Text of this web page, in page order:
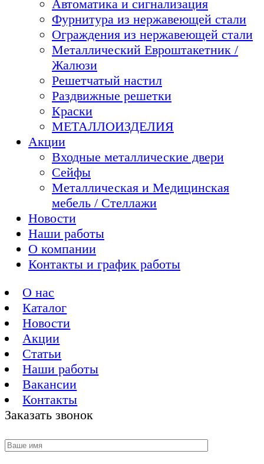
Автоматика и сигнализация
Фурнитура из нержавеющей стали
Ограждения из нержавеющей стали
Металлический Евроштакетник /
Жалюзи
Решетчатый настил
Раздвижные решетки
Краски
МЕТАЛЛОИЗДЕЛИЯ
Акции
Входные металлические двери
Сейфы
Металлическая и Медицинская
мебель / Стеллажи
Новости
Наши работы
О компании
Контакты и график работы
О нас
Каталог
Новости
Акции
Статьи
Наши работы
Вакансии
Контакты
Заказать звонок